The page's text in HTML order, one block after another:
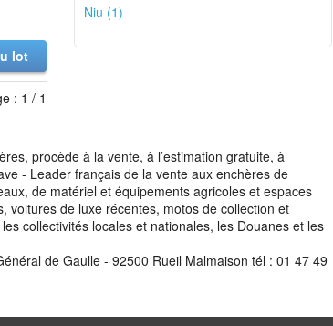
lot
: 1 / 1
Niu (1)
procède à la vente, à l’estimation gratuite, à
- Leader français de la vente aux enchères de
de matériel et équipements agricoles et espaces
voitures de luxe récentes, motos de collection et
collectivités locales et nationales, les Douanes et les
de Gaulle - 92500 Rueil Malmaison tél : 01 47 49